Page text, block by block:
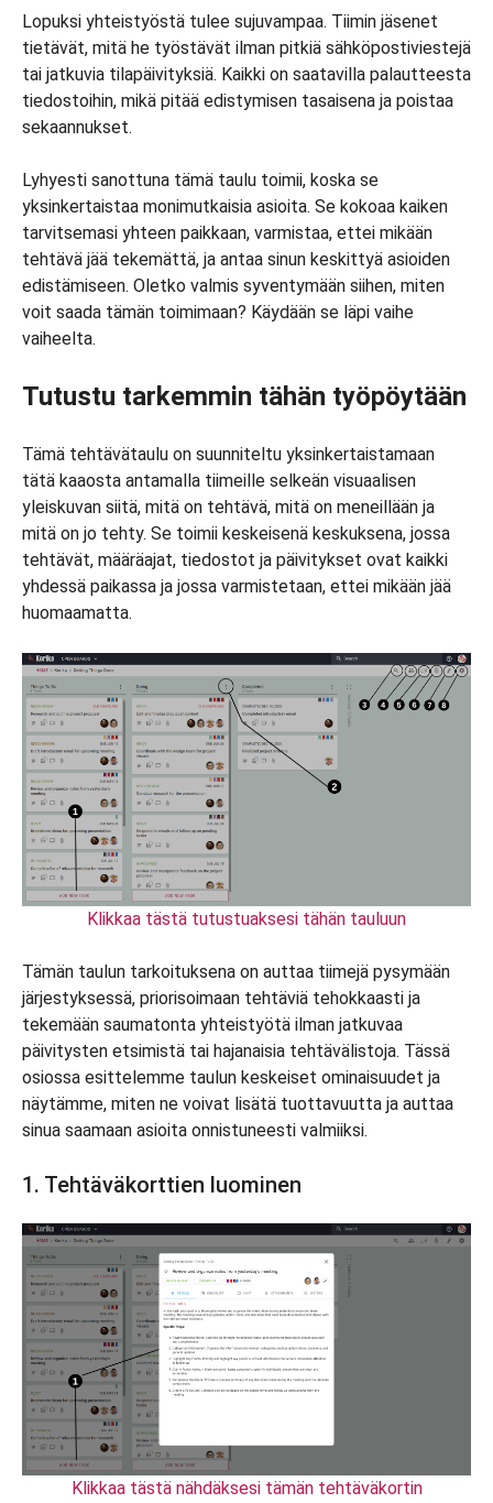
Lopuksi yhteistyöstä tulee sujuvampaa. Tiimin jäsenet
tietävät, mitä he työstävät ilman pitkiä sähköpostiviestejä
tai jatkuvia tilapäivityksiä. Kaikki on saatavilla palautteesta
tiedostoihin, mikä pitää edistymisen tasaisena ja poistaa
sekaannukset.
Lyhyesti sanottuna tämä taulu toimii, koska se
yksinkertaistaa monimutkaisia asioita. Se kokoaa kaiken
tarvitsemasi yhteen paikkaan, varmistaa, ettei mikään
tehtävä jää tekemättä, ja antaa sinun keskittyä asioiden
edistämiseen. Oletko valmis syventymään siihen, miten
voit saada tämän toimimaan? Käydään se läpi vaihe
vaiheelta.
Tutustu tarkemmin tähän työpöytään
Tämä tehtävätaulu on suunniteltu yksinkertaistamaan
tätä kaaosta antamalla tiimeille selkeän visuaalisen
yleiskuvan siitä, mitä on tehtävä, mitä on meneillään ja
mitä on jo tehty. Se toimii keskeisenä keskuksena, jossa
tehtävät, määräajat, tiedostot ja päivitykset ovat kaikki
yhdessä paikassa ja jossa varmistetaan, ettei mikään jää
huomaamatta.
Klikkaa tästä tutustuaksesi tähän tauluun
Tämän taulun tarkoituksena on auttaa tiimejä pysymään
järjestyksessä, priorisoimaan tehtäviä tehokkaasti ja
tekemään saumatonta yhteistyötä ilman jatkuvaa
päivitysten etsimistä tai hajanaisia tehtävälistoja. Tässä
osiossa esittelemme taulun keskeiset ominaisuudet ja
näytämme, miten ne voivat lisätä tuottavuutta ja auttaa
sinua saamaan asioita onnistuneesti valmiiksi.
1. Tehtäväkorttien luominen
Klikkaa tästä nähdäksesi tämän tehtäväkortin